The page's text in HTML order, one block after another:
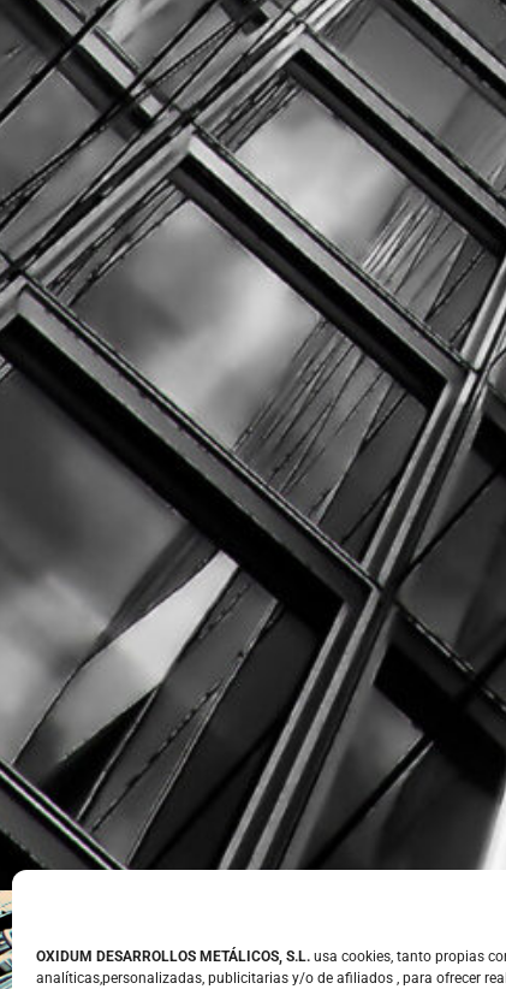
OXIDUM DESARROLLOS METÁLICOS, S.L. usa cookies, tanto propias
analíticas,personalizadas, publicitarias y/o de afiliados , para ofrecer